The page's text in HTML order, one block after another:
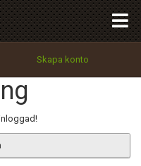
Skapa konto
Tillbaka till förstasidan